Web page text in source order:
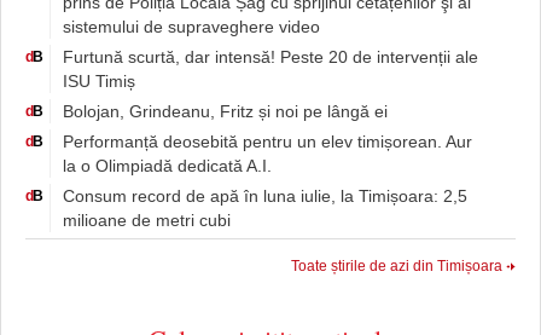
sistemului de supraveghere video
d B
Furtună scurtă, dar intensă! Peste 20 de intervenții ale
ISU Timiș
d B Bolojan, Grindeanu, Fritz și noi pe lângă ei
d B
Performanță deosebită pentru un elev timișorean. Aur
la o Olimpiadă dedicată A.I.
d B
Consum record de apă în luna iulie, la Timișoara: 2,5
milioane de metri cubi
Toate știrile de azi din Timișoara